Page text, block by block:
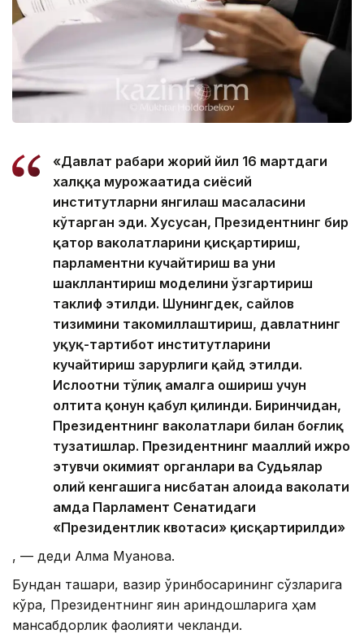
«Давлат раҳбари жорий йил 16 мартдаги
халққа мурожаатида сиёсий
институтларни янгилаш масаласини
кўтарган эди. Хусусан, Президентнинг бир
қатор ваколатларини қисқартириш,
парламентни кучайтириш ва уни
шакллантириш моделини ўзгартириш
таклиф этилди. Шунингдек, сайлов
тизимини такомиллаштириш, давлатнинг
ҳуқуқ-тартибот институтларини
кучайтириш зарурлиги қайд этилди.
Ислоҳотни тўлиқ амалга ошириш учун
олтита қонун қабул қилинди. Биринчидан,
Президентнинг ваколатлари билан боғлиқ
тузатишлар. Президентнинг маҳаллий ижро
этувчи ҳокимият органлари ва Судьялар
олий кенгашига нисбатан алоҳида ваколати
ҳамда Парламент Сенатидаги
«Президентлик квотаси» қисқартирилди»
, — деди Алма Муқанова.
Бундан ташқари, вазир ўринбосарининг сўзларига
кўра, Президентнинг яқин қариндошларига ҳам
мансабдорлик фаолияти чекланди.